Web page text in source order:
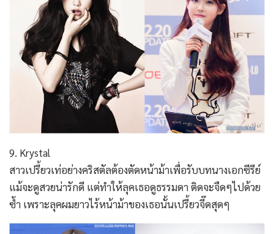
9. Krystal
สาวเปรี้ยวเท่อย่างคริสตัลต้องตัดหน้าม้าเพื่อรับบทนางเอกซีรีย์
แม้จะดูสวยน่ารักดี แต่ทำให้ลุคเธอดูธรรมดา ติดจะจืดๆไปด้วย
ซ้ำ เพราะลุคผมยาวไร้หน้าม้าของเธอนั้นเปรี้ยวจี๊ดสุดๆ